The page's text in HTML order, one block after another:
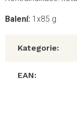
Balení: 1x85 g
Kategorie:
EAN: